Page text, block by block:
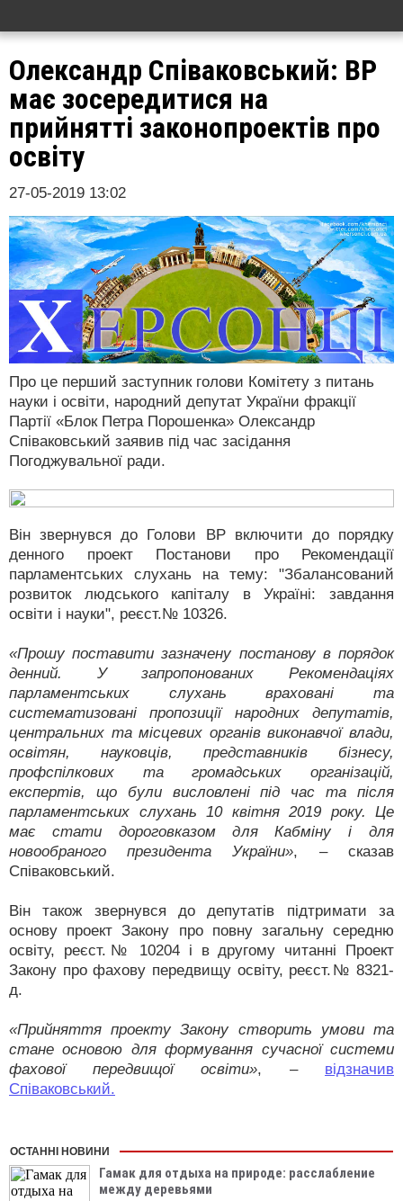
Олександр Співаковський: ВР
має зосередитися на
прийнятті законопроектів про
освіту
27-05-2019 13:02
Про це перший заступник голови Комітету з питань
науки і освіти, народний депутат України фракції
Партії «Блок Петра Порошенка» Олександр
Співаковський заявив під час засідання
Погоджувальної ради.
Він звернувся до Голови ВР включити до порядку
денного проект Постанови про Рекомендації
парламентських слухань на тему: "Збалансований
розвиток людського капіталу в Україні: завдання
освіти і науки", реєст.№ 10326.
«Прошу поставити зазначену постанову в порядок
денний. У запропонованих Рекомендаціях
парламентських слухань враховані та
систематизовані пропозиції народних депутатів,
центральних та місцевих органів виконавчої влади,
освітян, науковців, представників бізнесу,
профспілкових та громадських організацій,
експертів, що були висловлені під час та після
парламентських слухань 10 квітня 2019 року. Це
має стати дороговказом для Кабміну і для
новообраного президента України», – сказав
Співаковський.
Він також звернувся до депутатів підтримати за
основу проект Закону про повну загальну середню
освіту, реєст.№ 10204 і в другому читанні Проект
Закону про фахову передвищу освіту, реєст.№ 8321-
д.
«Прийняття проекту Закону створить умови та
стане основою для формування сучасної системи
фахової передвищої освіти», – відзначив
Співаковський.
ОСТАННІ НОВИНИ
Гамак для отдыха на природе: расслабление
между деревьями